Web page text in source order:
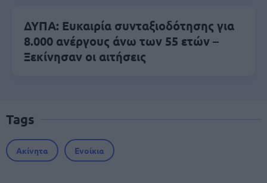
ΔΥΠΑ: Ευκαιρία συνταξιοδότησης για
8.000 ανέργους άνω των 55 ετών –
Ξεκίνησαν οι αιτήσεις
Tags
Ακίνητα Ενοίκια